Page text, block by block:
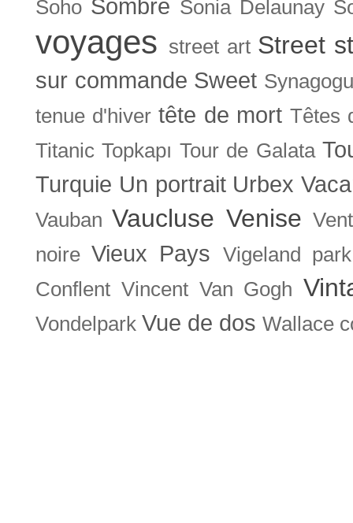
Soho Sombre Sonia Delaunay
voyages street art Street
sur commande Sweet
tenue d'hiver tête de mort Têtes
Titanic Topkapı Tour de Galata
Turquie Un portrait Urbex
Vauban Vaucluse Venise
noire Vieux Pays
Vigeland park
Conflent Vincent Van Gogh
Vondelpark Vue de dos Wallace